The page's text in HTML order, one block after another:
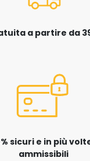
a partire da
sicuri e in più
ammissibili